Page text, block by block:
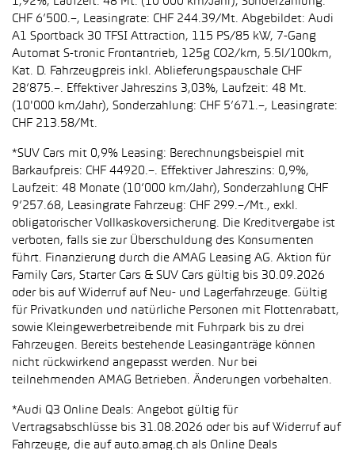
CHF 6’500.–, Leasingrate: CHF 244.39/Mt. Abgebildet: Audi
A1 Sportback 30 TFSI Attraction, 115 PS/85 kW, 7-Gang
Automat S-tronic Frontantrieb, 125g CO2/km, 5.5l/100km,
Kat. D. Fahrzeugpreis inkl. Ablieferungspauschale CHF
28’875.–. Effektiver Jahreszins 3,03%, Laufzeit: 48 Mt.
(10'000 km/Jahr), Sonderzahlung: CHF 5’671.–, Leasingrate:
CHF 213.58/Mt.
*SUV Cars mit 0,9% Leasing: Berechnungsbeispiel mit
Barkaufpreis: CHF 44920.–. Effektiver Jahreszins: 0,9%,
Laufzeit: 48 Monate (10’000 km/Jahr), Sonderzahlung CHF
9’257.68, Leasingrate Fahrzeug: CHF 299.–/Mt., exkl.
obligatorischer Vollkaskoversicherung. Die Kreditvergabe ist
verboten, falls sie zur Überschuldung des Konsumenten
führt. Finanzierung durch die AMAG Leasing AG. Aktion für
Family Cars, Starter Cars & SUV Cars gültig bis 30.09.2026
oder bis auf Widerruf auf Neu- und Lagerfahrzeuge. Gültig
für Privatkunden und natürliche Personen mit Flottenrabatt,
sowie Kleingewerbetreibende mit Fuhrpark bis zu drei
Fahrzeugen. Bereits bestehende Leasinganträge können
nicht rückwirkend angepasst werden. Nur bei
teilnehmenden AMAG Betrieben. Änderungen vorbehalten.
*Audi Q3 Online Deals: Angebot gültig für
Vertragsabschlüsse bis 31.08.2026 oder bis auf Widerruf auf
Fahrzeuge, die auf auto.amag.ch als Online Deals